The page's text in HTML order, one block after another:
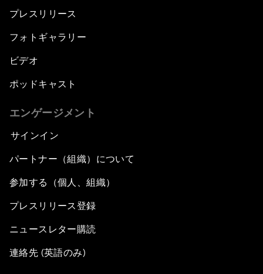
プレスリリース
フォトギャラリー
ビデオ
ポッドキャスト
エンゲージメント
サインイン
パートナー（組織）について
参加する（個人、組織）
プレスリリース登録
ニュースレター購読
連絡先 (英語のみ)